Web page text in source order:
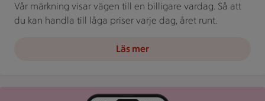
Vår märkning visar vägen till en billigare vardag. Så att
du kan handla till låga priser varje dag, året runt.
Läs mer
Bild på mobil som visar ICA appen